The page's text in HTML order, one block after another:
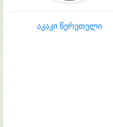
აკაკი წერეთელი